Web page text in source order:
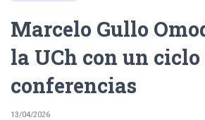
Marcelo Gullo
la UCh con un ciclo
conferencias
13/04/2026